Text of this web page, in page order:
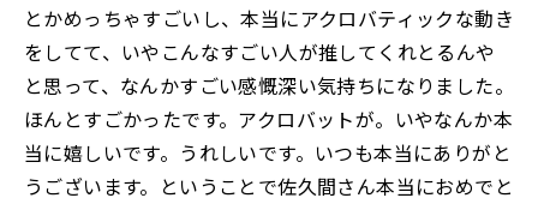
とかめっちゃすごいし、本当にアクロバティックな動き
をしてて、いやこんなすごい人が推してくれとるんや
と思って、なんかすごい感慨深い気持ちになりました。
ほんとすごかったです。アクロバットが。いやなんか本
当に嬉しいです。うれしいです。いつも本当にありがと
うございます。ということで佐久間さん本当におめでと